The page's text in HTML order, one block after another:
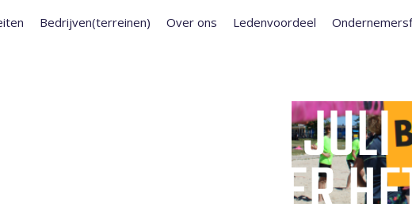
Bedrijven(terreinen) Over ons Ledenvoordeel
OP 1 JULI